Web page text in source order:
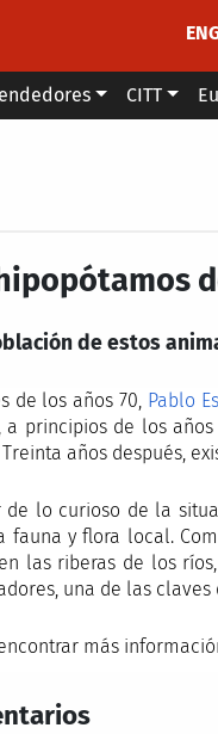
CITT
de estos
de los años 70, Pablo
a principios de los
años después,
de lo curioso de la
fauna y flora local.
las riberas de los
una de las
más